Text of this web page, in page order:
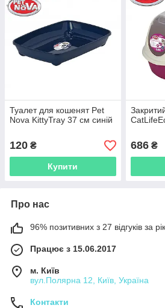
Туалет для кошенят Pet
Nova KittyTray 37 см синій
120 ₴
Купити
686₴
Про нас
96% позитивних з 27 відгуків за рік
Працює з 15.06.2017
м. Київ
вул.Полярна 12, Київ, Україна
Контакти